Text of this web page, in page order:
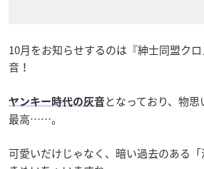
10月をお知らせするのは『紳士同盟ク
音！
ヤンキー時代の灰音となっており、物
最高……。
可愛いだけじゃなく、暗い過去のある